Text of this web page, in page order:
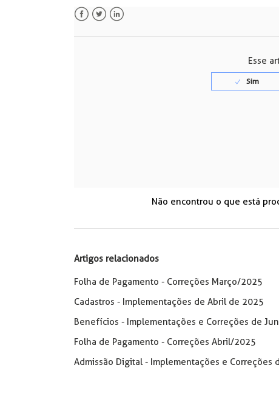
Esse
Não encontrou o que está
Artigos relacionados
Folha de Pagamento - Correções Março/2025
Cadastros - Implementações de Abril de 2025
Benefícios - Implementações e Correções de
Folha de Pagamento - Correções Abril/2025
Admissão Digital - Implementações e Correções